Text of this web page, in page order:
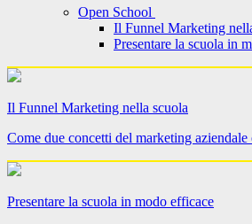
Open School
Il Funnel Marketing
Presentare la scuola in
Il Funnel Marketing nella scuola
Come due concetti del marketing
Presentare la scuola in modo efficace